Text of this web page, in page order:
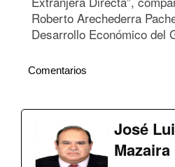
Roberto Arechederra
Desarrollo Económico del
Comentarios
José
Mazaira